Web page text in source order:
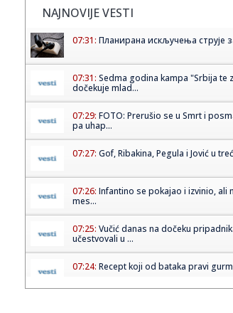
NAJNOVIJE VESTI
07:31: Планирана искључења струје
07:31: Sedma godina kampa "Srbija te
dočekuje mlad...
07:29: FOTO: Prerušio se u Smrt i
pa uhap...
07:27: Gof, Ribakina, Pegula i Jović u
07:26: Infantino se pokajao i izvinio, ali
mes...
07:25: Vučić danas na dočeku
učestvovali u ...
07:24: Recept koji od bataka pravi